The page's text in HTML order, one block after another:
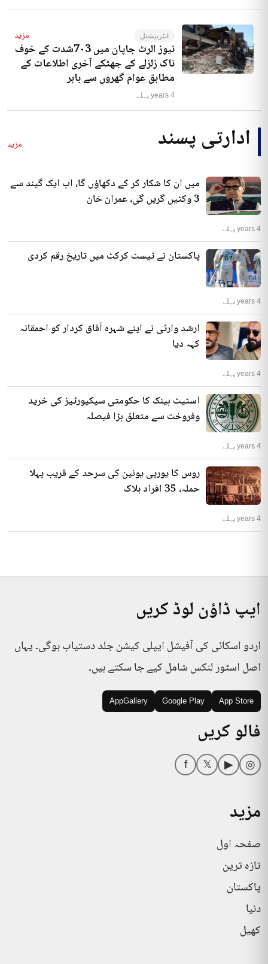
انٹرنیشنل مزید
نیوز الرٹ جاپان میں 7۰3شدت کے خوف
ناک زلزلے کے جھٹکے آخری اطلاعات کے
مطابق عوام گھروں سے باہر
4 years پہلے
ادارتی پسند مزید
میں ان کا شکار کر کے دکھاؤں گا، اب ایک گیند سے
3 وکٹیں گریں گی، عمران خان
4 years پہلے
پاکستان نے ٹیسٹ کرکٹ میں تاریخ رقم کردی
4 years پہلے
ارشد وارثی نے اپنے شہرہ آفاق کردار کو احمقانہ
کہہ دیا
4 years پہلے
اسٹیٹ بینک کا حکومتی سیکیورٹیز کی خرید
وفروخت سے متعلق بڑا فیصلہ
4 years پہلے
روس کا یورپی یونین کی سرحد کے قریب پہلا
حملہ، 35 افراد ہلاک
4 years پہلے
ایپ ڈاؤن لوڈ کریں
اردو اسکائی کی آفیشل ایپلی کیشن جلد دستیاب ہوگی۔ یہاں
اصل اسٹور لنکس شامل کیے جا سکتے ہیں۔
App Store
Google Play
AppGallery
فالو کریں
◎
▶
𝕏
f
مزید
صفحہ اول
تازہ ترین
پاکستان
دنیا
کھیل